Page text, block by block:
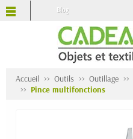
Blog
Accueil Outils Outillage
Pince multifonctions